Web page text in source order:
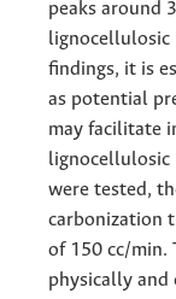
peaks around
lignocellulosic
findings, it is
as potential
may facilitate
lignocellulosic
were tested,
carbonization
of 150 cc/min.
physically and